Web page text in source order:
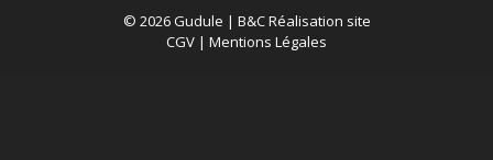
© 2026 Gudule | B&C Réalisation site
CGV | Mentions Légales